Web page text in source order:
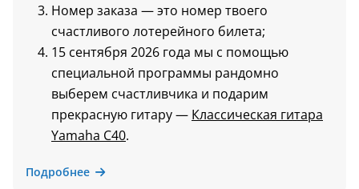
Номер заказа — это номер твоего
счастливого лотерейного билета;
15 сентября 2026 года мы с помощью
специальной программы рандомно
выберем счастливчика и подарим
прекрасную гитару — Классическая гитара
Yamaha C40.
Подробнее